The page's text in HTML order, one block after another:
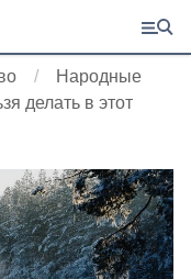
Народные
делать в этот